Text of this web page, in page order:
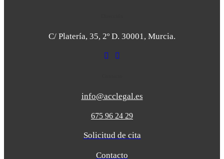
C/ Platería, 35, 2º D. 30001, Murcia.
info@acclegal.es
675 96 24 29
Solicitud de cita
Contacto